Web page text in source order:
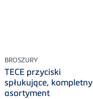
BROSZURY
TECE przyciski
spłukujące, kompletny
asortyment